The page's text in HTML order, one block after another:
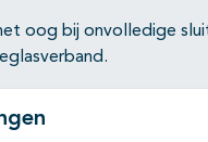
en dichtklappen
dichtklappen
oog bij onvolledige